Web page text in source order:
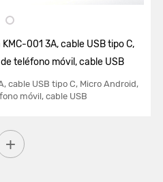
001 3A, cable USB tipo C,
teléfono móvil, cable USB
cable USB tipo C, Micro Android,
móvil, cable USB